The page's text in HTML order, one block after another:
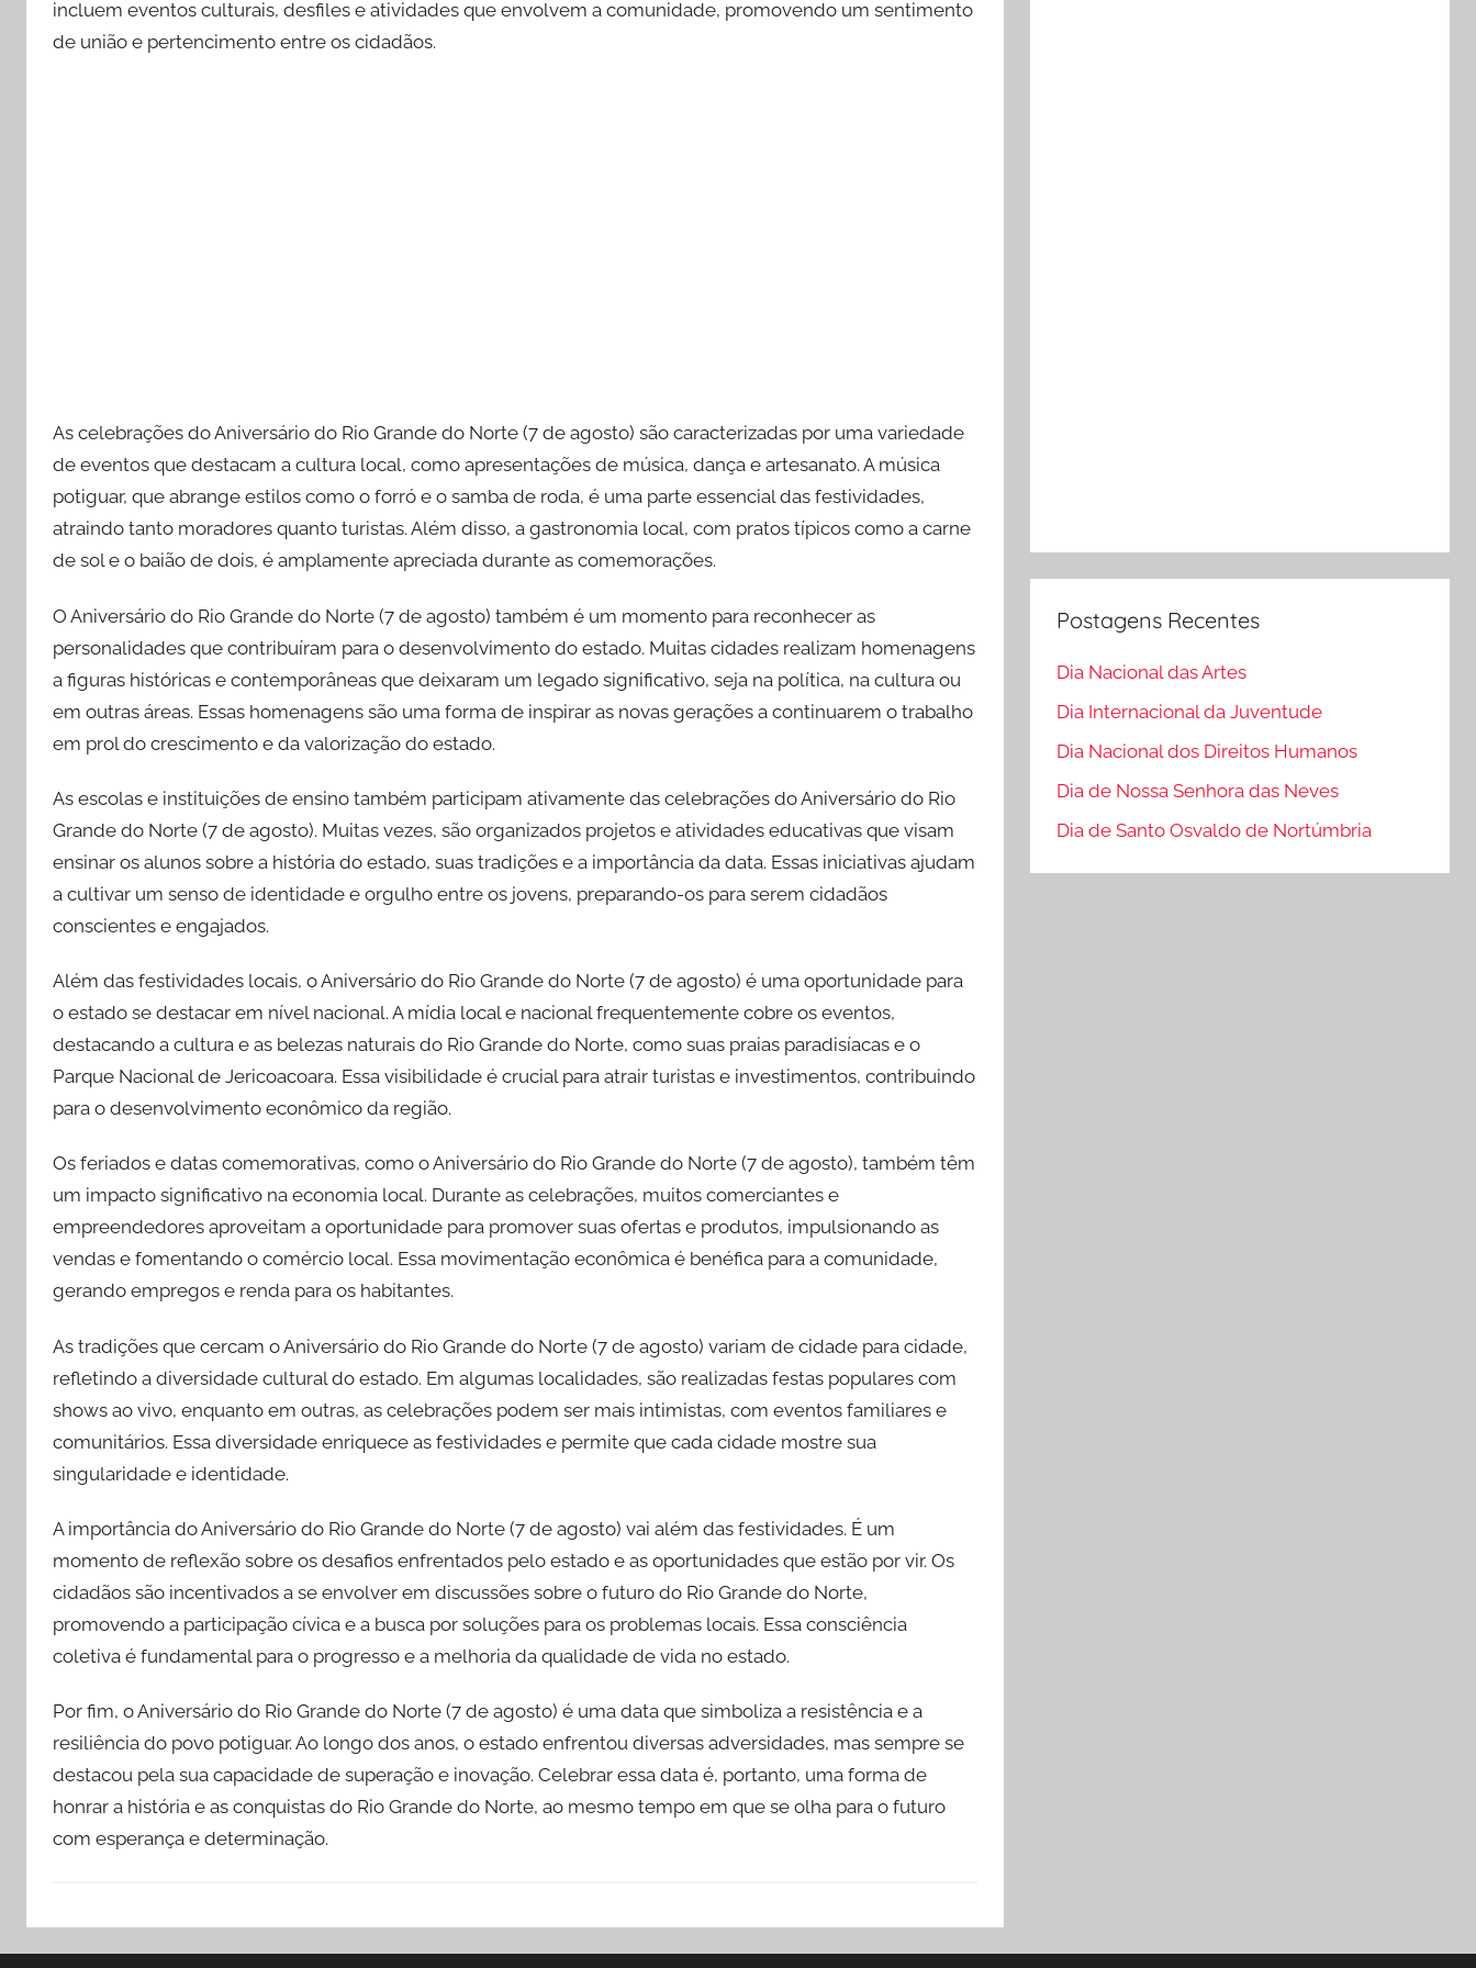
incluem eventos culturais, desfiles e atividades que envolvem a comunidade, promovendo um sentimento
de união e pertencimento entre os cidadãos.
As celebrações do Aniversário do Rio Grande do Norte (7 de agosto) são caracterizadas por uma variedade
de eventos que destacam a cultura local, como apresentações de música, dança e artesanato. A música
potiguar, que abrange estilos como o forró e o samba de roda, é uma parte essencial das festividades,
atraindo tanto moradores quanto turistas. Além disso, a gastronomia local, com pratos típicos como a carne
de sol e o baião de dois, é amplamente apreciada durante as comemorações.
O Aniversário do Rio Grande do Norte (7 de agosto) também é um momento para reconhecer as
personalidades que contribuíram para o desenvolvimento do estado. Muitas cidades realizam homenagens
a figuras históricas e contemporâneas que deixaram um legado significativo, seja na política, na cultura ou
em outras áreas. Essas homenagens são uma forma de inspirar as novas gerações a continuarem o trabalho
em prol do crescimento e da valorização do estado.
As escolas e instituições de ensino também participam ativamente das celebrações do Aniversário do Rio
Grande do Norte (7 de agosto). Muitas vezes, são organizados projetos e atividades educativas que visam
ensinar os alunos sobre a história do estado, suas tradições e a importância da data. Essas iniciativas ajudam
a cultivar um senso de identidade e orgulho entre os jovens, preparando-os para serem cidadãos
conscientes e engajados.
Além das festividades locais, o Aniversário do Rio Grande do Norte (7 de agosto) é uma oportunidade para
o estado se destacar em nível nacional. A mídia local e nacional frequentemente cobre os eventos,
destacando a cultura e as belezas naturais do Rio Grande do Norte, como suas praias paradisíacas e o
Parque Nacional de Jericoacoara. Essa visibilidade é crucial para atrair turistas e investimentos, contribuindo
para o desenvolvimento econômico da região.
Os feriados e datas comemorativas, como o Aniversário do Rio Grande do Norte (7 de agosto), também têm
um impacto significativo na economia local. Durante as celebrações, muitos comerciantes e
empreendedores aproveitam a oportunidade para promover suas ofertas e produtos, impulsionando as
vendas e fomentando o comércio local. Essa movimentação econômica é benéfica para a comunidade,
gerando empregos e renda para os habitantes.
As tradições que cercam o Aniversário do Rio Grande do Norte (7 de agosto) variam de cidade para cidade,
refletindo a diversidade cultural do estado. Em algumas localidades, são realizadas festas populares com
shows ao vivo, enquanto em outras, as celebrações podem ser mais intimistas, com eventos familiares e
comunitários. Essa diversidade enriquece as festividades e permite que cada cidade mostre sua
singularidade e identidade.
A importância do Aniversário do Rio Grande do Norte (7 de agosto) vai além das festividades. É um
momento de reflexão sobre os desafios enfrentados pelo estado e as oportunidades que estão por vir. Os
cidadãos são incentivados a se envolver em discussões sobre o futuro do Rio Grande do Norte,
promovendo a participação cívica e a busca por soluções para os problemas locais. Essa consciência
coletiva é fundamental para o progresso e a melhoria da qualidade de vida no estado.
Por fim, o Aniversário do Rio Grande do Norte (7 de agosto) é uma data que simboliza a resistência e a
resiliência do povo potiguar. Ao longo dos anos, o estado enfrentou diversas adversidades, mas sempre se
destacou pela sua capacidade de superação e inovação. Celebrar essa data é, portanto, uma forma de
honrar a história e as conquistas do Rio Grande do Norte, ao mesmo tempo em que se olha para o futuro
com esperança e determinação.
Postagens Recentes
Dia Nacional das Artes
Dia Internacional da Juventude
Dia Nacional dos Direitos Humanos
Dia de Nossa Senhora das Neves
Dia de Santo Osvaldo de Nortúmbria